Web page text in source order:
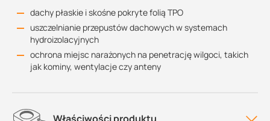
dachy płaskie i skośne pokryte folią TPO
uszczelnianie przepustów dachowych w systemach
hydroizolacyjnych
ochrona miejsc narażonych na penetrację wilgoci, takich
jak kominy, wentylacje czy anteny